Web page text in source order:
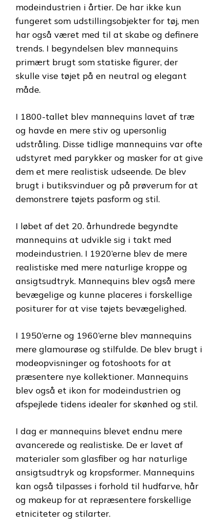
modeindustrien i årtier. De har ikke kun
fungeret som udstillingsobjekter for tøj, men
har også været med til at skabe og definere
trends. I begyndelsen blev mannequins
primært brugt som statiske figurer, der
skulle vise tøjet på en neutral og elegant
måde.
I 1800-tallet blev mannequins lavet af træ
og havde en mere stiv og upersonlig
udstråling. Disse tidlige mannequins var ofte
udstyret med parykker og masker for at give
dem et mere realistisk udseende. De blev
brugt i butiksvinduer og på prøverum for at
demonstrere tøjets pasform og stil.
I løbet af det 20. århundrede begyndte
mannequins at udvikle sig i takt med
modeindustrien. I 1920’erne blev de mere
realistiske med mere naturlige kroppe og
ansigtsudtryk. Mannequins blev også mere
bevægelige og kunne placeres i forskellige
positurer for at vise tøjets bevægelighed.
I 1950’erne og 1960’erne blev mannequins
mere glamourøse og stilfulde. De blev brugt i
modeopvisninger og fotoshoots for at
præsentere nye kollektioner. Mannequins
blev også et ikon for modeindustrien og
afspejlede tidens idealer for skønhed og stil.
I dag er mannequins blevet endnu mere
avancerede og realistiske. De er lavet af
materialer som glasfiber og har naturlige
ansigtsudtryk og kropsformer. Mannequins
kan også tilpasses i forhold til hudfarve, hår
og makeup for at repræsentere forskellige
etniciteter og stilarter.